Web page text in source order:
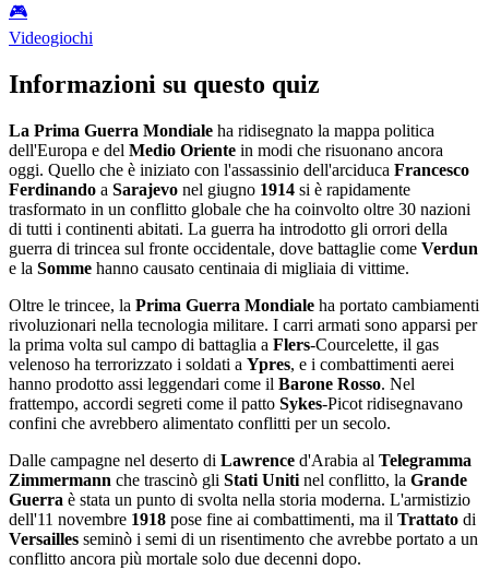
🎮
Videogiochi
Informazioni su questo quiz
La Prima Guerra Mondiale ha ridisegnato la mappa politica
dell'Europa e del Medio Oriente in modi che risuonano ancora
oggi. Quello che è iniziato con l'assassinio dell'arciduca Francesco
Ferdinando a Sarajevo nel giugno 1914 si è rapidamente
trasformato in un conflitto globale che ha coinvolto oltre 30 nazioni
di tutti i continenti abitati. La guerra ha introdotto gli orrori della
guerra di trincea sul fronte occidentale, dove battaglie come Verdun
e la Somme hanno causato centinaia di migliaia di vittime.
Oltre le trincee, la Prima Guerra Mondiale ha portato cambiamenti
rivoluzionari nella tecnologia militare. I carri armati sono apparsi per
la prima volta sul campo di battaglia a Flers-Courcelette, il gas
velenoso ha terrorizzato i soldati a Ypres, e i combattimenti aerei
hanno prodotto assi leggendari come il Barone Rosso. Nel
frattempo, accordi segreti come il patto Sykes-Picot ridisegnavano
confini che avrebbero alimentato conflitti per un secolo.
Dalle campagne nel deserto di Lawrence d'Arabia al Telegramma
Zimmermann che trascinò gli Stati Uniti nel conflitto, la Grande
Guerra è stata un punto di svolta nella storia moderna. L'armistizio
dell'11 novembre 1918 pose fine ai combattimenti, ma il Trattato di
Versailles seminò i semi di un risentimento che avrebbe portato a un
conflitto ancora più mortale solo due decenni dopo.